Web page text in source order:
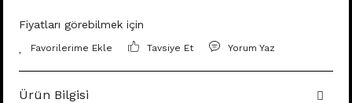
Fiyatları görebilmek için
Tavsiye Et Yorum Yaz
Ürün Bilgisi